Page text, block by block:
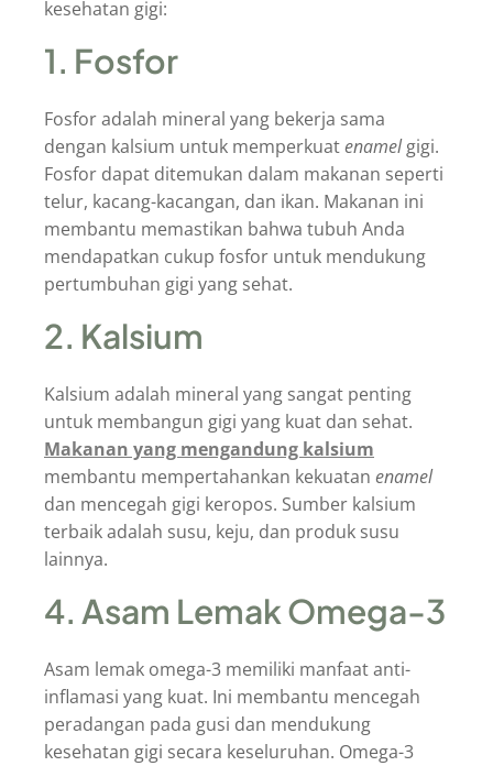
kesehatan gigi:
1. Fosfor
Fosfor adalah mineral yang bekerja sama
dengan kalsium untuk memperkuatenamelgigi.
Fosfor dapat ditemukan dalam makanan seperti
telur, kacang-kacangan, dan ikan. Makanan ini
membantu memastikan bahwa tubuh Anda
mendapatkan cukup fosfor untuk mendukung
pertumbuhan gigi yang sehat.
2. Kalsium
Kalsium adalah mineral yang sangat penting
untuk membangun gigi yang kuat dan sehat.
Makanan yang mengandung kalsium
membantu mempertahankan kekuatan enamel
dan mencegah gigi keropos. Sumber kalsium
terbaik adalah susu, keju, dan produk susu
lainnya.
4. Asam Lemak Omega-3
Asam lemak omega-3 memiliki manfaat anti-
inflamasi yang kuat. Ini membantu mencegah
peradangan pada gusi dan mendukung
kesehatan gigi secara keseluruhan. Omega-3